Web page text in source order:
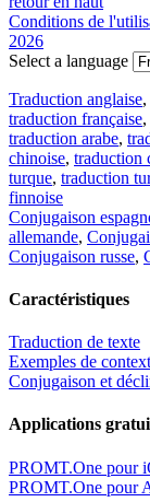
Conditions de
2026
Select a language
Traduction anglaise,
traduction française,
traduction arabe,
chinoise, traduction
turque, traduction
finnoise
Conjugaison
allemande,
Conjugaison russe,
Caractéristiques
Traduction de texte
Exemples de
Conjugaison et
Applications
PROMT.One pour
PROMT.One pour